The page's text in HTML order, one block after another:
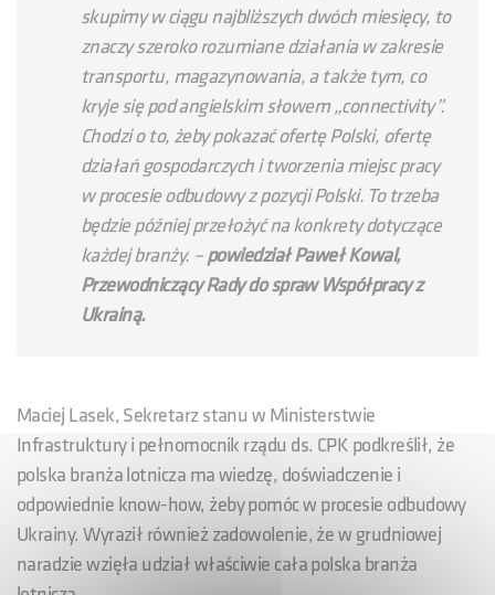
skupimy w ciągu najbliższych dwóch miesięcy, to
znaczy szeroko rozumiane działania w zakresie
transportu, magazynowania, a także tym, co
kryje się pod angielskim słowem „connectivity”.
Chodzi o to, żeby pokazać ofertę Polski, ofertę
działań gospodarczych i tworzenia miejsc pracy
w procesie odbudowy z pozycji Polski. To trzeba
będzie później przełożyć na konkrety dotyczące
każdej branży. –powiedział Paweł Kowal,
Przewodniczący Rady do spraw Współpracy z
Ukrainą.
Maciej Lasek, Sekretarz stanu w Ministerstwie
Infrastruktury i pełnomocnik rządu ds. CPK podkreślił, że
polska branża lotnicza ma wiedzę, doświadczenie i
odpowiednie know-how, żeby pomóc w procesie odbudowy
Ukrainy. Wyraził również zadowolenie, że w grudniowej
naradzie wzięła udział właściwie cała polska branża